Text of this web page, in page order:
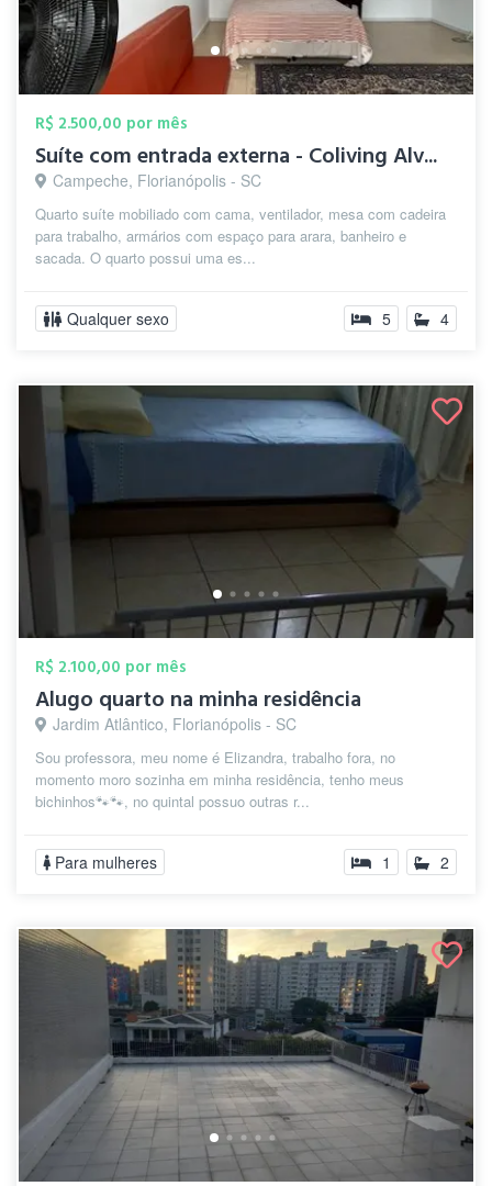
R$ 2.500,00 por mês
Suíte com entrada externa - Coliving Alv...
Campeche, Florianópolis - SC
Quarto suíte mobiliado com cama, ventilador, mesa com cadeira
para trabalho, armários com espaço para arara, banheiro e
sacada. O quarto possui uma es...
Qualquer sexo 5 4
R$ 2.100,00 por mês
Alugo quarto na minha residência
Jardim Atlântico, Florianópolis - SC
Sou professora, meu nome é Elizandra, trabalho fora, no
momento moro sozinha em minha residência, tenho meus
bichinhos🐾🐾, no quintal possuo outras r...
Para mulheres 1 2